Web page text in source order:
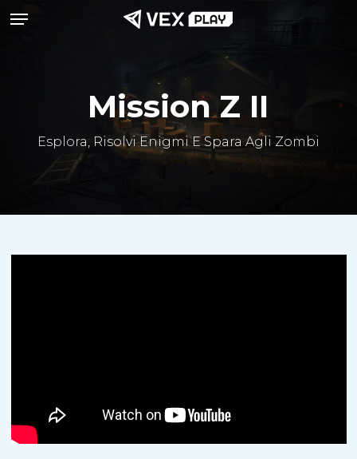
VaiMenu
Mission Z II
Esplora, Risolvi Enigmi E Spara Agli Zombi